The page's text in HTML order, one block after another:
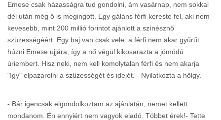
Emese csak házasságra tud gondolni, ám vasárnap, nem sokkal
dél után még ő is megingott. Egy gáláns férfi kereste fel, aki nem
kevesebb, mint 200 millió forintot ajánlott a színésznő
szüzességéért. Egy baj van csak vele: a férfi nem akar gyűrűt
húzni Emese ujjára, így a nő végül kikosarazta a jómódú
úriembert. Hisz neki, nem kell komolytalan férfi és nem akarja
"így" elpazarolni a szüzességét és idejét. - Nyilatkozta a hölgy.
- Bár igencsak elgondolkoztam az ajánlatán, nemet kellett
mondanom. Én ennyiért nem vagyok eladó. Többet érek!- Tette